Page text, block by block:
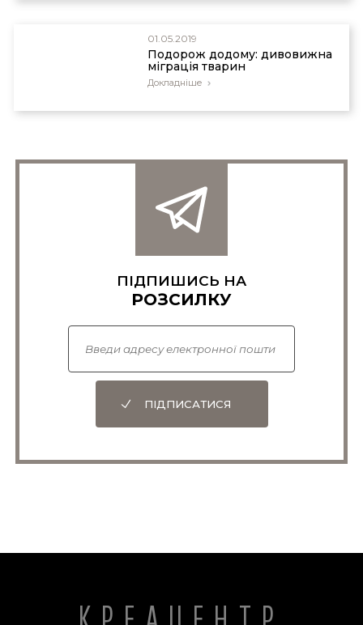
01.05.2019
Подорож додому: дивовижна
міграція тварин
Докладніше
ПІДПИШИСЬ НА
РОЗСИЛКУ
ПІДПИСАТИСЯ